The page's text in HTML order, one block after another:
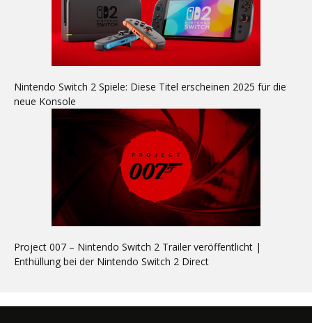
Nintendo Switch 2 Spiele: Diese Titel erscheinen 2025 für die
neue Konsole
Project 007 – Nintendo Switch 2 Trailer veröffentlicht |
Enthüllung bei der Nintendo Switch 2 Direct